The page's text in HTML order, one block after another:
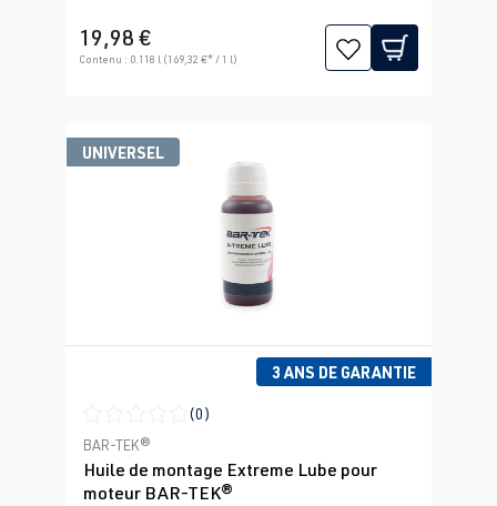
19,98 €
Contenu : 0.118 l (169,32 €* / 1 l)
UNIVERSEL
3 ANS DE GARANTIE
Note moyenne de 0 sur 5 étoiles
(0)
BAR-TEK®
Huile de montage Extreme Lube pour
moteur BAR-TEK®